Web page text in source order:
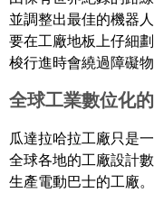
並調整出最佳的機器
要在工廠地板上仔細
梭行進時會繞過障礙
全球工業數位化
瓜達拉哈拉工廠只是
全球各地的工廠設計
生產電動巴士的工廠。